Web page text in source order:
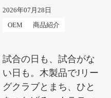
2026年07月28日
OEM 商品紹介
試合の日も、試合がな
い日も。木製品でJリー
グクラブとまち、ひと